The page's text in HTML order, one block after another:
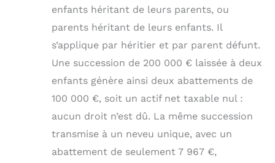
enfants héritant de leurs parents, ou
parents héritant de leurs enfants. Il
s’applique par héritier et par parent défunt.
Une succession de 200 000 € laissée à deux
enfants génère ainsi deux abattements de
100 000 €, soit un actif net taxable nul :
aucun droit n’est dû. La même succession
transmise à un neveu unique, avec un
abattement de seulement 7 967 €,